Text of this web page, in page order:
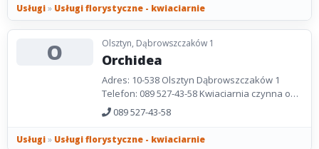
Usługi» Usługi florystyczne - kwiaciarnie
O Olsztyn, Dąbrowszczaków 1
Orchidea
Adres: 10-538 Olsztyn Dąbrowszczaków 1
Telefon: 089 527-43-58 Kwiaciarnia czynna od
poniedziałku do piątku w godzinach 8.00-
20.00,...
089 527-43-58
Usługi» Usługi florystyczne - kwiaciarnie